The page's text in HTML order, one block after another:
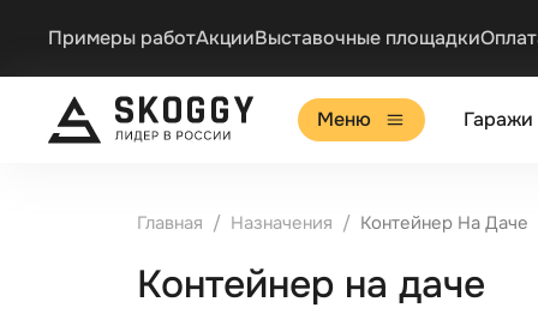
Примеры работАкцииВыставочные площадки
Меню Гаражи
Главная Назначения Контейнер На Даче
Контейнер на даче